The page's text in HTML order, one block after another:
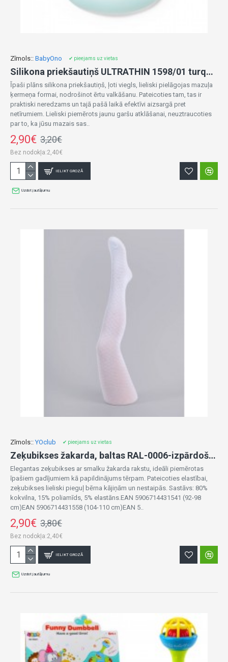
Zīmols:: BabyOno ✔ pieejams uz vietas
Silikona priekšautiņš ULTRATHIN 1598/01 turquoise
Īpaši plāns silikona priekšautiņš, ļoti viegls, lieliski pielāgojas mazuļa
ķermeņa formai, nodrošinot ērtu valkāšanu. Pateicoties tam, tas ir
praktiski neredzams un tajā pašā laikā efektīvi aizsargā pret
netīrumiem. Lieliski piemērots jaunu garšu atklāšanai, neuztraucoties
par to, ka jūsu mazais sas..
2,90€ 3,20€
Bez nodokļa:2,40€
IELIKT GROZĀ
Uzdot jautājumu
Zīmols:: YOclub ✔ pieejams uz vietas
Zeķubikses žakarda, baltas RAL-0006-izpārdošana
Elegantas zeķubikses ar smalku žakarda rakstu, ideāli piemērotas
īpašiem gadījumiem kā papildinājums tērpam. Pateicoties elastībai,
zeķubikses lieliski pieguļ bērna kājiņām un nestaipās. Sastāvs: 80%
kokvilna, 15% poliamīds, 5% elastāns.EAN 5906714431541 (92-98
cm)EAN 5906714431558 (104-110 cm)EAN 5..
2,90€ 3,80€
Bez nodokļa:2,40€
IELIKT GROZĀ
Uzdot jautājumu